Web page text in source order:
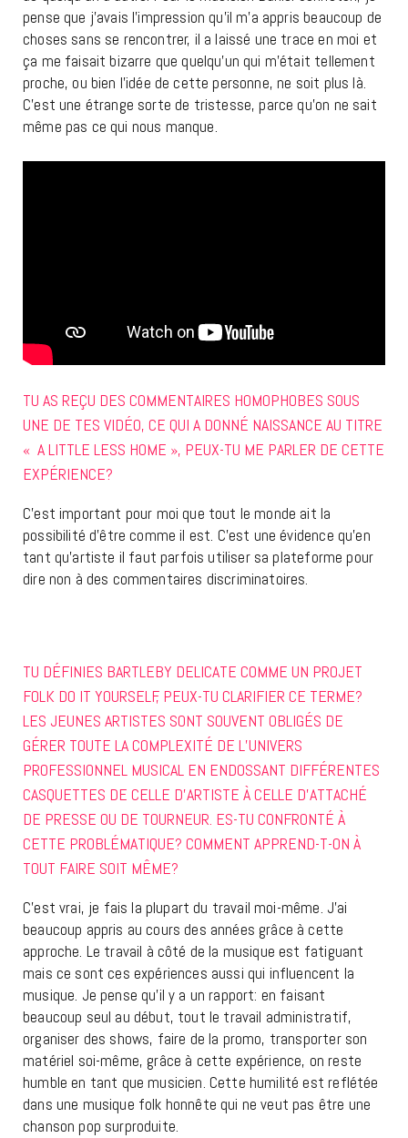
pense que j’avais l’impression qu’il m’a appris beaucoup de
choses sans se rencontrer, il a laissé une trace en moi et
ça me faisait bizarre que quelqu’un qui m’était tellement
proche, ou bien l’idée de cette personne, ne soit plus là.
C’est une étrange sorte de tristesse, parce qu’on ne sait
même pas ce qui nous manque.
TU AS REÇU DES COMMENTAIRES HOMOPHOBES SOUS
UNE DE TES VIDÉO, CE QUI A DONNÉ NAISSANCE AU TITRE
« A LITTLE LESS HOME », PEUX-TU ME PARLER DE CETTE
EXPÉRIENCE?
C’est important pour moi que tout le monde ait la
possibilité d’être comme il est. C’est une évidence qu’en
tant qu’artiste il faut parfois utiliser sa plateforme pour
dire non à des commentaires discriminatoires.
TU DÉFINIES BARTLEBY DELICATE COMME UN PROJET
FOLK DO IT YOURSELF, PEUX-TU CLARIFIER CE TERME?
LES JEUNES ARTISTES SONT SOUVENT OBLIGÉS DE
GÉRER TOUTE LA COMPLEXITÉ DE L’UNIVERS
PROFESSIONNEL MUSICAL EN ENDOSSANT DIFFÉRENTES
CASQUETTES DE CELLE D’ARTISTE À CELLE D’ATTACHÉ
DE PRESSE OU DE TOURNEUR. ES-TU CONFRONTÉ À
CETTE PROBLÉMATIQUE? COMMENT APPREND-T-ON À
TOUT FAIRE SOIT MÊME?
C’est vrai, je fais la plupart du travail moi-même. J’ai
beaucoup appris au cours des années grâce à cette
approche. Le travail à côté de la musique est fatiguant
mais ce sont ces expériences aussi qui influencent la
musique. Je pense qu’il y a un rapport: en faisant
beaucoup seul au début, tout le travail administratif,
organiser des shows, faire de la promo, transporter son
matériel soi-même, grâce à cette expérience, on reste
humble en tant que musicien. Cette humilité est reflétée
dans une musique folk honnête qui ne veut pas être une
chanson pop surproduite.